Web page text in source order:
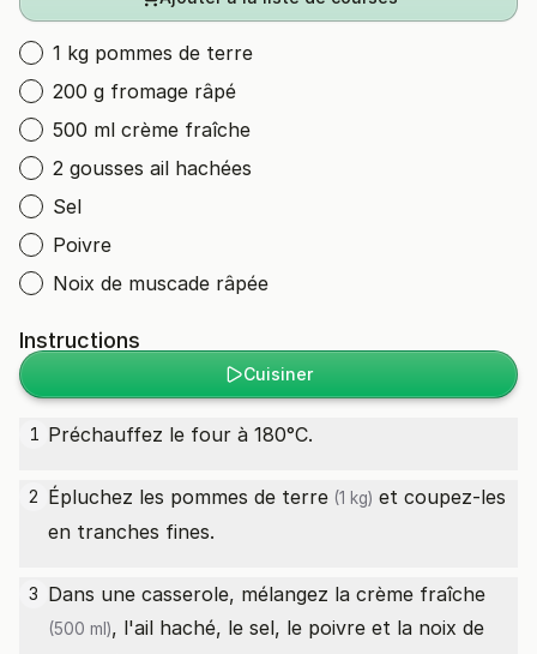
1 kg pommes de terre
200 g fromage râpé
500 ml crème fraîche
2 gousses ail hachées
Sel
Poivre
Noix de muscade râpée
Instructions
Cuisiner
1 Préchauffez le four à 180°C.
2 Épluchez les pommes de terre (1 kg) et coupez-les
en tranches fines.
3 Dans une casserole, mélangez la crème fraîche
(500 ml), l'ail haché, le sel, le poivre et la noix de